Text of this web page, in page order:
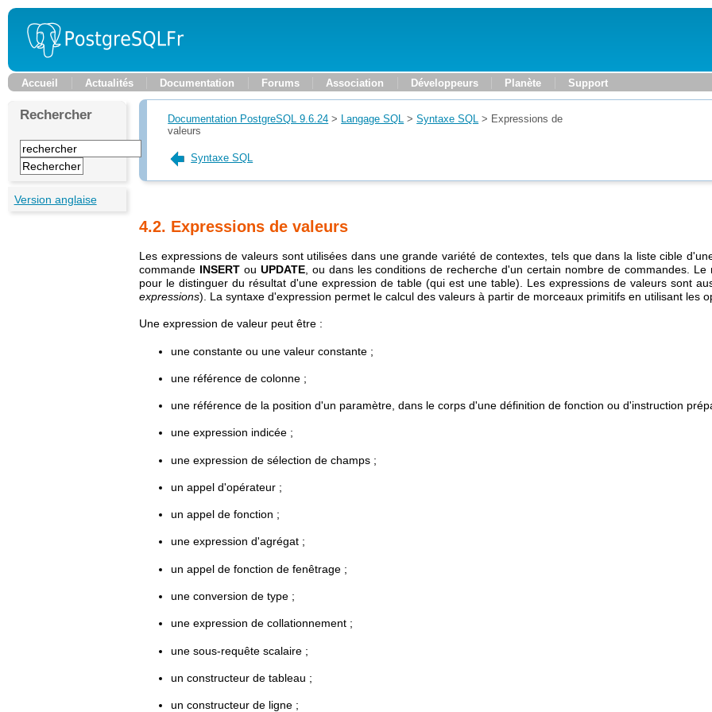
Accueil Actualités Documentation Forums Association Développeurs Planète Support
Rechercher
Version anglaise
Documentation PostgreSQL 9.6.24 > Langage SQL >Syntaxe SQL > Expressions de
valeurs
Syntaxe SQL
4.2. Expressions de valeurs
Les expressions de valeurs sont utilisées dans une grande variété de contextes, tels que dans la liste cible
commande INSERTou UPDATE, ou dans les conditions de recherche d'un certain nombre de commandes.
pour le distinguer du résultat d'une expression de table (qui est une table). Les expressions de valeurs sont
expressions). La syntaxe d'expression permet le calcul des valeurs à partir de morceaux primitifs en utilisant les
Une expression de valeur peut être :
une constante ou une valeur constante ;
une référence de colonne ;
une référence de la position d'un paramètre, dans le corps d'une définition de fonction ou d'instruction
une expression indicée ;
une expression de sélection de champs ;
un appel d'opérateur ;
un appel de fonction ;
une expression d'agrégat ;
un appel de fonction de fenêtrage ;
une conversion de type ;
une expression de collationnement ;
une sous-requête scalaire ;
un constructeur de tableau ;
un constructeur de ligne ;